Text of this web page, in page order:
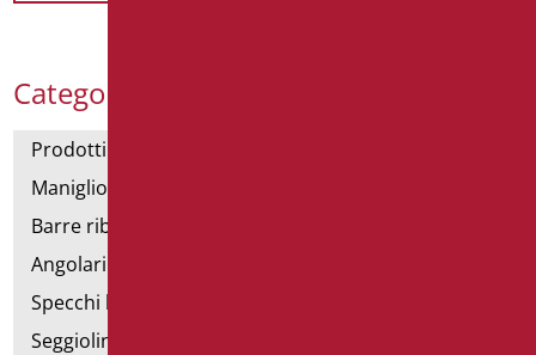
Categorie Prodotti
Prodotti con dichiarazione CAM
Maniglioni di sostegno
Barre ribaltabili e fisse
Angolari doccia e vasca
Specchi bagno
Seggiolini vasca e doccia